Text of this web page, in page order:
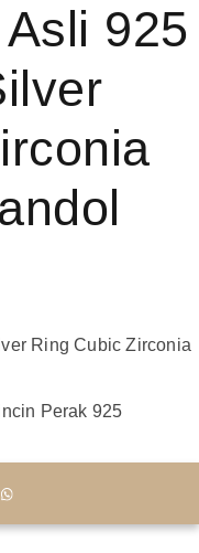
925
Ring Cubic Zirconia
Perak 925